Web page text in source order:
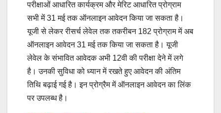
परीक्षाओं आधारित कार्यक्रम और मेरिट आधारित प्रोग्राम
सभी में 31 मई तक ऑनलाइन आवेदन किया जा सकता है।
यूजी से लेकर रीसर्च लेवेल तक तकरीबन 182 प्रोग्राम में अब
ऑनलाइन आवेदन 31 मई तक किया जा सकता है। यूजी
लेवेल के संभावित आवेदक अभी 12वी की परीक्षा देने में लगे
है। उनकी सुविधा को ध्यान में रखते हुए आवेदन की अंतिम
तिथि बढ़ाई गई है। इन प्रोग्रैम में ऑनलाइन आवेदन का लिंक
पर उपलब्ध है।